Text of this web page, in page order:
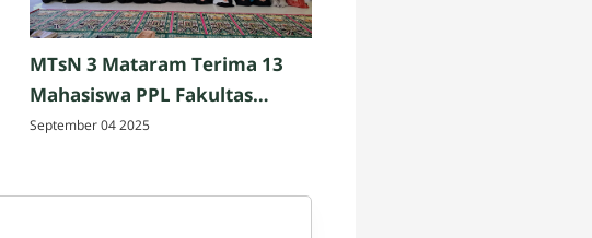
MTsN 3 Mataram Terima 13
Mahasiswa PPL Fakultas
Tarbiyah dan Keguruan UIN
September 04 2025